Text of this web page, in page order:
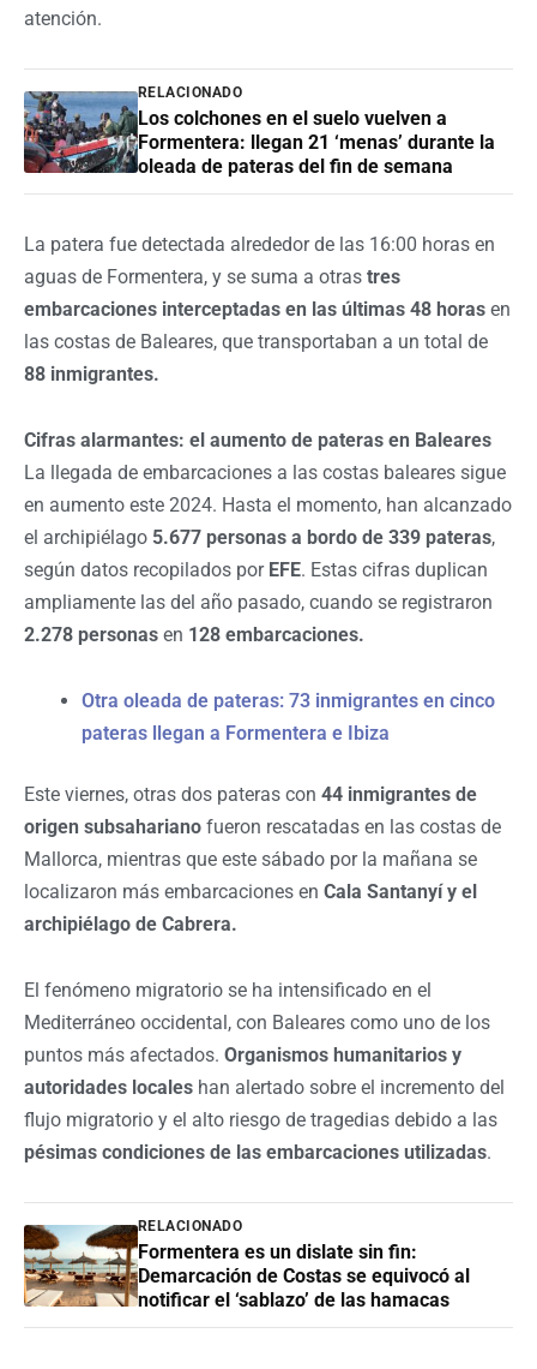
atención.
RELACIONADO
Los colchones en el suelo vuelven a
Formentera: llegan 21 ‘menas’ durante la
oleada de pateras del fin de semana
La patera fue detectada alrededor de las 16:00 horas en
aguas de Formentera, y se suma a otras tres
embarcaciones interceptadas en las últimas 48 horas en
las costas de Baleares, que transportaban a un total de
88 inmigrantes.
Cifras alarmantes: el aumento de pateras en Baleares
La llegada de embarcaciones a las costas baleares sigue
en aumento este 2024. Hasta el momento, han alcanzado
el archipiélago 5.677 personas a bordo de 339 pateras,
según datos recopilados por EFE. Estas cifras duplican
ampliamente las del año pasado, cuando se registraron
2.278 personas en 128 embarcaciones.
Otra oleada de pateras: 73 inmigrantes en cinco
pateras llegan a Formentera e Ibiza
Este viernes, otras dos pateras con 44 inmigrantes de
origen subsahariano fueron rescatadas en las costas de
Mallorca, mientras que este sábado por la mañana se
localizaron más embarcaciones en Cala Santanyí y el
archipiélago de Cabrera.
El fenómeno migratorio se ha intensificado en el
Mediterráneo occidental, con Baleares como uno de los
puntos más afectados. Organismos humanitarios y
autoridades locales han alertado sobre el incremento del
flujo migratorio y el alto riesgo de tragedias debido a las
pésimas condiciones de las embarcaciones utilizadas.
RELACIONADO
Formentera es un dislate sin fin:
Demarcación de Costas se equivocó al
notificar el ‘sablazo’ de las hamacas